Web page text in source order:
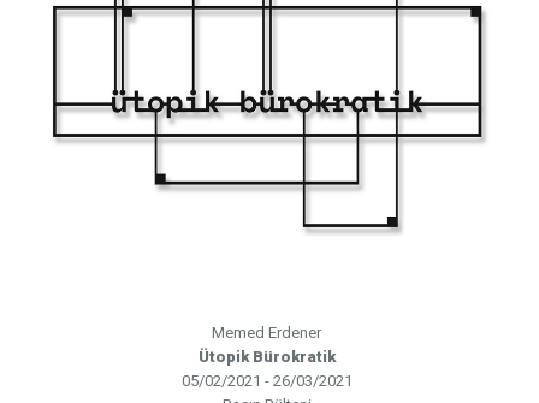
Memed Erdener
Ütopik Bürokratik
05/02/2021 - 26/03/2021